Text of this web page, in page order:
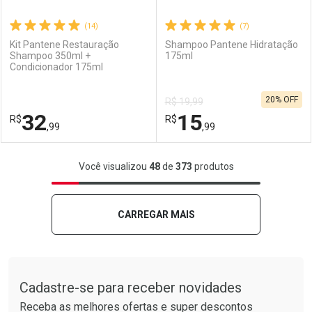
Comprar sem Desconto
Por R$ 15,99/cada
Por R$ 15,99/cada
Comprar sem Desconto
Por R$ 24,99/cada
Comprar sem Desconto
Por R$ 24,99/cada
(14)
Kit Pantene Restauração
Shampoo 350ml +
Condicionador 175ml
R$32,99
FECHAR
Laboratório
FECHAR
Por Menos
(7)
Shampoo Pantene Hidratação
175ml
R$ 19,99
R$15,99
20% OFF
Laboratório
Por Menos
Você visualizou 48de 373 produtos
CARREGAR MAIS
Cadastre-se para receber novidades
Receba as melhores ofertas e super descontos